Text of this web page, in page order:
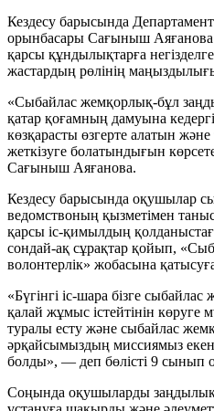
Кездесу барысында
орынбасары Сағыныш
қарсы құндылықтарға
жастардың рөлінің
«Сыбайлас жемқорлық-бұл
қатар қоғамның дамуына
көзқарасты өзгерте алатын
жеткізуге болатындығын
Сағыныш Аяғанова.
Кездесу барысында оқушылар
ведомствоның қызметімен
қарсы іс-қимылдың
сондай-ақ сұрақтар қойып,
волонтерлік» жобасына
«Бүгінгі іс-шара бізге
қалай жұмыс істейтінін көруге
туралы есту және сыбайлас
әрқайсымыздың миссиямыз
болды», — деп бөлісті 9 сынып
Соңында оқушыларды заңдылық